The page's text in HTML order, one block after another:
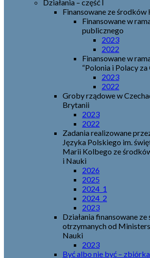
Działania – część I
Finansowane ze środków
Finansowane w
publicznego
2023
2022
Finansowane w
“Polonia i Polacy za
2023
2022
Groby rządowe w
Brytanii
2023
2022
Zadania realizowane
Języka Polskiego im.
Marii Kolbego ze
i Nauki
2026
2025
2024_1
2024_2
2023
Działania finansowane
otrzymanych od
Nauki
2023
Być albo nie być –